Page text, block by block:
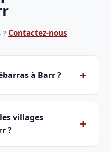
? Contactez-nous
à Barr ?
villages
?